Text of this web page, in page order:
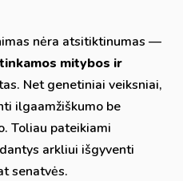
nėra atsitiktinumas —
mitybos ir
Net genetiniai veiksniai,
ilgaamžiškumo be
Toliau pateikiami
arkliui išgyventi
senatvės.